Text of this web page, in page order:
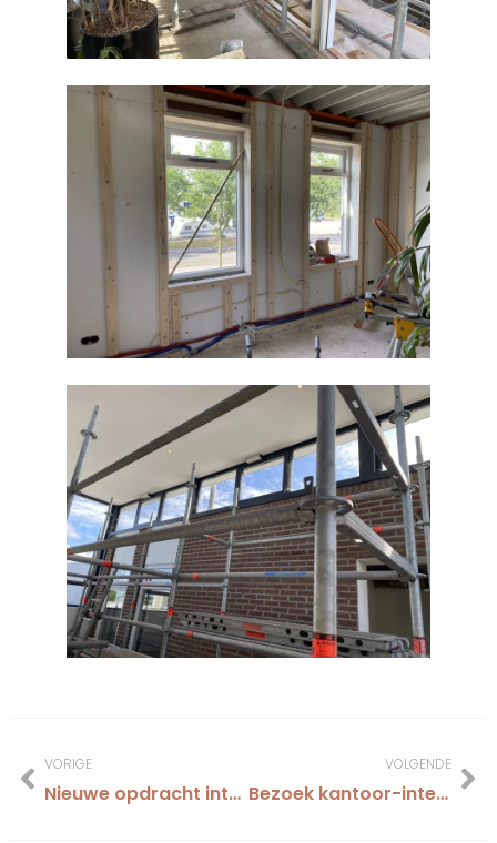
VORIGE
Nieuwe opdracht interieurontwerp kantoor Van Dorp Installaties Hoogeveen
VOLGENDE
Bezoek kantoor-interieurbeurs Keulen.